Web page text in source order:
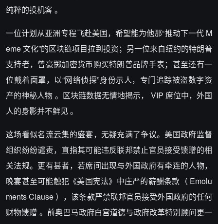
纯粹的投机客 。
一位计划从亚洲专程飞赴美国，希望能为他那“推动下一代 M
eme 文化”的区块链项目拉到投资；另一位来自纽约的特朗普
支持者，曾豪掷加密货币购买特朗普品牌手表；甚至还有一
位戴着面罩，以“网络侦探”身份示人，专门追踪被盗数字资
产的神秘人物 。区块链数据无情地揭示， VIP 席位中，外国
人的身影并不鲜见 。
这场看似名流云集的盛宴，无疑充满了争议。美国政府监督
组织纷纷谴责，直指其可能违反联邦禁止官员接受馈赠的相
关法规。更有甚者，若席间出现与外国政府有牵连的人物，
晚宴甚至可能触犯《美国宪法》中庄严的薪酬条款（ Emolu
ments Clause ），该条款严禁联邦官员接受外国政府的任何
财物馈赠 。前奥巴马政府白宫道德与政府改革特别顾问更一